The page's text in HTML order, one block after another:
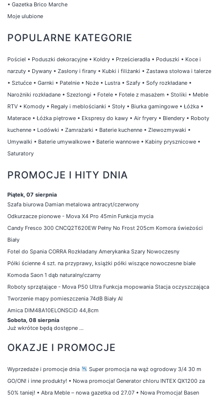
• Gazetka Brico Marche
Moje ulubione
POPULARNE KATEGORIE
Pościel • Poduszki dekoracyjne • Kołdry • Prześcieradła • Poduszki • Koce i
narzuty • Dywany • Zasłony i firany • Kubki i filiżanki • Zastawa stołowa i talerze
• Sztućce • Garnki • Patelnie • Noże • Lustra • Szafy • Sofy rozkładane •
Narożniki rozkładane • Szezlongi • Fotele • Fotele z masażem • Stoliki • Meble
RTV • Komody • Regały i meblościanki • Stoły • Biurka gamingowe • Łóżka •
Materace • Łóżka piętrowe • Ekspresy do kawy • Air fryery • Blendery • Roboty
kuchenne • Lodówki • Zamrażarki • Baterie kuchenne • Zlewozmywaki •
Umywalki • Baterie umywalkowe • Baterie wannowe • Kabiny prysznicowe •
Saturatory
PROMOCJE I HITY DNIA
Piątek, 07 sierpnia
Szafa biurowa Damian metalowa antracyt/czerwony
Odkurzacze pionowe - Mova X4 Pro 45min Funkcja mycia
Candy Fresco 300 CNCQ2T620EW Pełny No Frost 205cm Komora świeżości
Biały
Fotel do Spania CORRA Rozkładany Amerykanka Szary Nowoczesny
Półki ścienne 4 szt. na przyprawy, książki półki wiszące nowoczesne białe
Komoda Saon 1 dąb naturalny/czarny
Roboty sprzątające - Mova P50 Ultra Funkcja mopowania Stacja oczyszczająca
Tworzenie mapy pomieszczenia 74dB Biały AI
Amica DIM48A10ELONSCiD 44,8cm
Sobota, 08 sierpnia
Już wkrótce będą dostępne ...
OKAZJE I PROMOCJE
Wyprzedaże i promocje dnia
Super promocja na wąż ogrodowy 3/4 30 m
GO/ON! i inne produkty! • Nowa promocja! Generator chloru INTEX QX1200 za
50% taniej! • Abra Meble – nowa gazetka od 27.07 • Nowa Promocja! Basen